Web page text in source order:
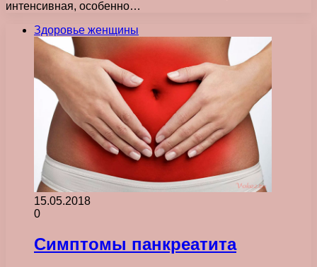
интенсивная, особенно…
Здоровье женщины
15.05.2018
0
Симптомы панкреатита